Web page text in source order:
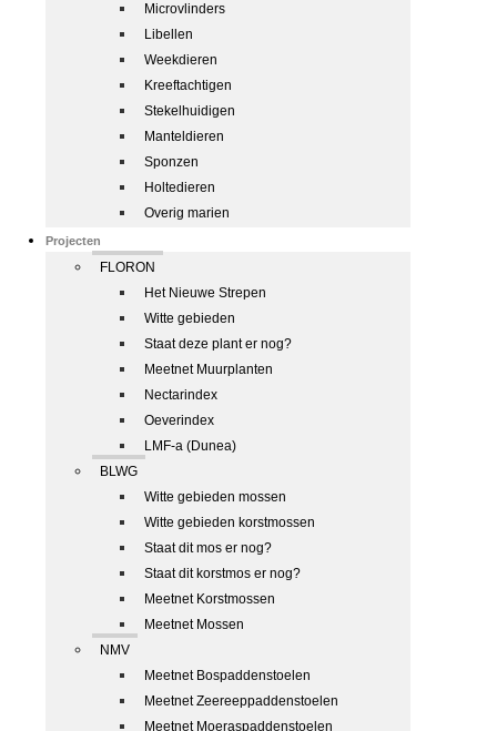
Microvlinders
Libellen
Weekdieren
Kreeftachtigen
Stekelhuidigen
Manteldieren
Sponzen
Holtedieren
Overig marien
Projecten
FLORON
Het Nieuwe Strepen
Witte gebieden
Staat deze plant er nog?
Meetnet Muurplanten
Nectarindex
Oeverindex
LMF-a (Dunea)
BLWG
Witte gebieden mossen
Witte gebieden korstmossen
Staat dit mos er nog?
Staat dit korstmos er nog?
Meetnet Korstmossen
Meetnet Mossen
NMV
Meetnet Bospaddenstoelen
Meetnet Zeereeppaddenstoelen
Meetnet Moeraspaddenstoelen